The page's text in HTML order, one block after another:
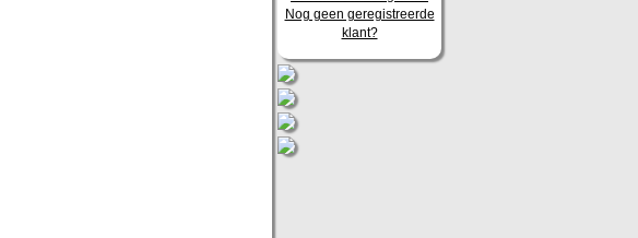
Nog geen geregistreerde
klant?